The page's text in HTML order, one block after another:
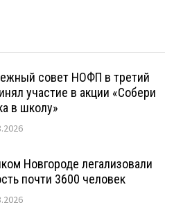
совет НОФП в третий
участие в акции «Собери
в школу»
Новгороде легализовали
почти 3600 человек